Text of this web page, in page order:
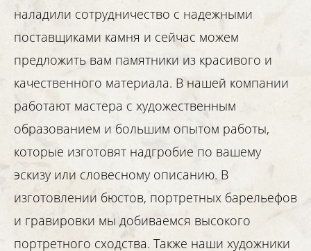
наладили сотрудничество с надежными
поставщиками камня и сейчас можем
предложить вам памятники из красивого и
качественного материала. В нашей компании
работают мастера с художественным
образованием и большим опытом работы,
которые изготовят надгробие по вашему
эскизу или словесному описанию. В
изготовлении бюстов, портретных барельефов
и гравировки мы добиваемся высокого
портретного сходства. Также наши художники